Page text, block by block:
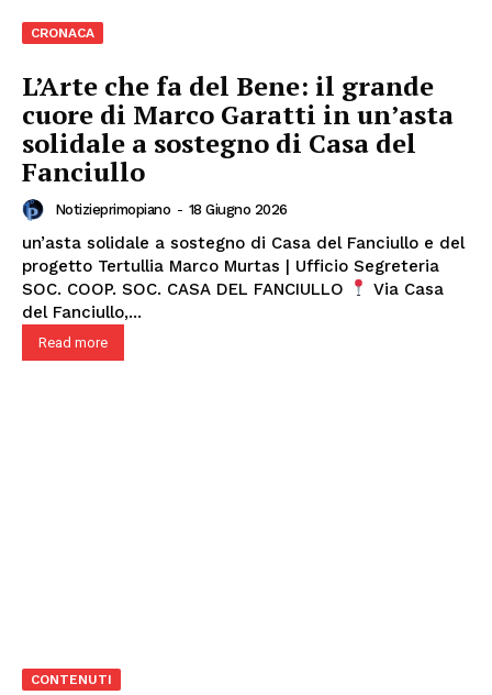
CRONACA
L’Arte che fa del Bene: il grande
cuore di Marco Garatti in un’asta
solidale a sostegno di Casa del
Fanciullo
Notizieprimopiano - 18 Giugno 2026
un’asta solidale a sostegno di Casa del Fanciullo e del
progetto Tertullia Marco Murtas | Ufficio Segreteria
SOC. COOP. SOC. CASA DEL FANCIULLO
Via Casa
del Fanciullo,...
Read more
CONTENUTI